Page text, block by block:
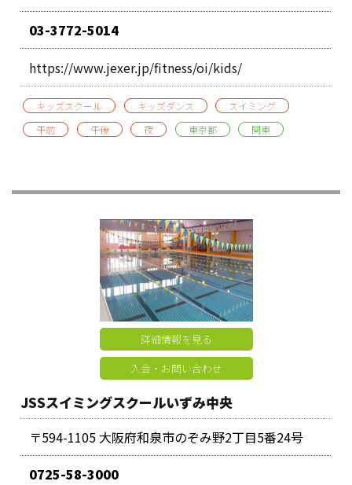
03-3772-5014
https://www.jexer.jp/fitness/oi/kids/
キッズスクール キッズダンス
スイミング
午前
午後 夜 東京都 関東
詳細情報を見る
入会・お問い合わせ
JSSスイミングスクールいずみ中央
〒594-1105 大阪府和泉市のぞみ野2丁目5番24号
0725-58-3000